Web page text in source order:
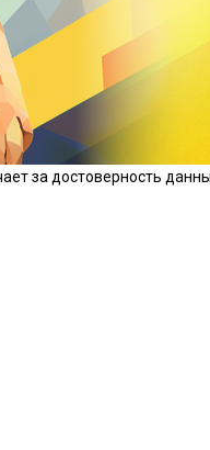
за достоверность